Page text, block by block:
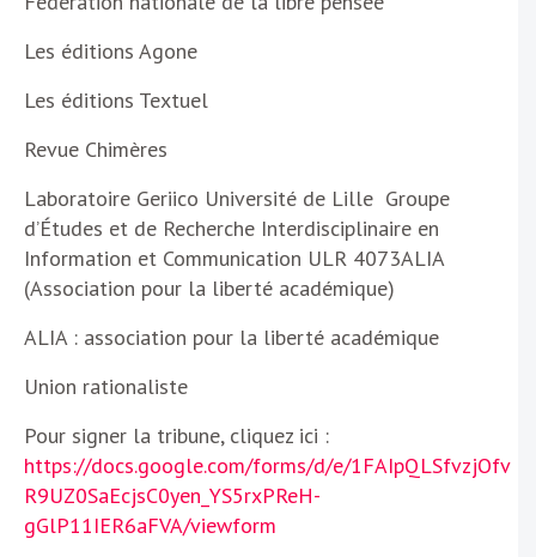
Les éditions Agone
Les éditions Textuel
Revue Chimères
Laboratoire Geriico Université de Lille Groupe
d’Études et de Recherche Interdisciplinaire en
Information et Communication ULR 4073ALIA
(Association pour la liberté académique)
ALIA : association pour la liberté académique
Union rationaliste
Pour signer la tribune, cliquez ici :
https://docs.google.com/forms/d/e/1FAIpQLSfvzjOfv
R9UZ0SaEcjsC0yen_YS5rxPReH-
gGlP11IER6aFVA/viewform